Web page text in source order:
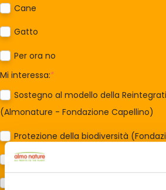
Cane
Gatto
Per ora no
Mi interessa:*
Sostegno al modello della
(Almonature - Fondazione Capellino)
Protezione della biodiversità
Protezione dei cani e dei gatti (Almo